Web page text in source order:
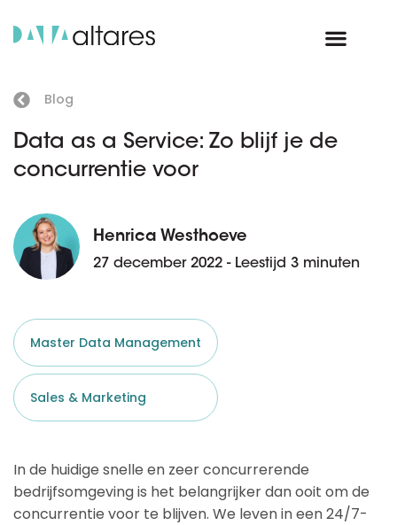
Blog
Data as a Service: Zo blijf je de
concurrentie voor
Henrica Westhoeve
27 december 2022 - Leestijd 3 minuten
Master Data Management
Sales & Marketing
In de huidige snelle en zeer concurrerende
bedrijfsomgeving is het belangrijker dan ooit om de
concurrentie voor te blijven. We leven in een 24/7-